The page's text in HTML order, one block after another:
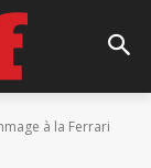
à la Ferrari